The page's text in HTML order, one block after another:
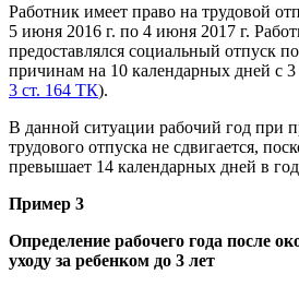
Работник имеет право на трудовой
5 июня 2016 г. по 4 июня 2017 г.
предоставлялся социальный отпуск
причинам на 10 календарных дней с 3
3 ст. 164 ТК).
В данной ситуации рабочий год при
трудового отпуска не сдвигается,
превышает 14 календарных дней в
Пример 3
Определение рабочего года после
уходу за ребенком до 3 лет